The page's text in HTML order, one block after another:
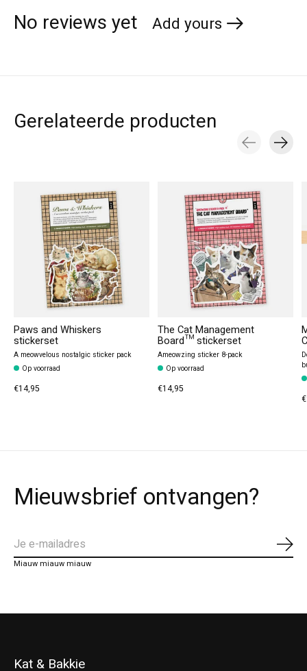
No reviews yet Add yours
Gerelateerde producten
Paws and Whiskers
stickerset
A meowvelous nostalgic sticker pack
Op voorraad
€14,95
The Cat Management
Board™ stickerset
Ameowzing sticker 8-pack
Op voorraad
€14,95
Mieuwsbrief ontvangen?
Miauw miauw miauw
Kat & Bakkie